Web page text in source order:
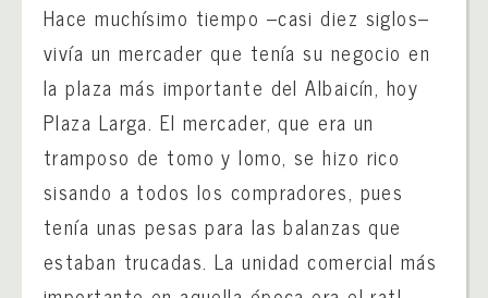
Hace muchísimo tiempo –casi diez siglos–
vivía un mercader que tenía su negocio en
la plaza más importante del Albaicín, hoy
Plaza Larga. El mercader, que era un
tramposo de tomo y lomo, se hizo rico
sisando a todos los compradores, pues
tenía unas pesas para las balanzas que
estaban trucadas. La unidad comercial más